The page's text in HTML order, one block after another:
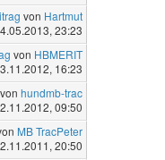
von Hartmut
23:23
von HBMERIT
16:23
von hundmb-trac
09:50
MB TracPeter
20:50